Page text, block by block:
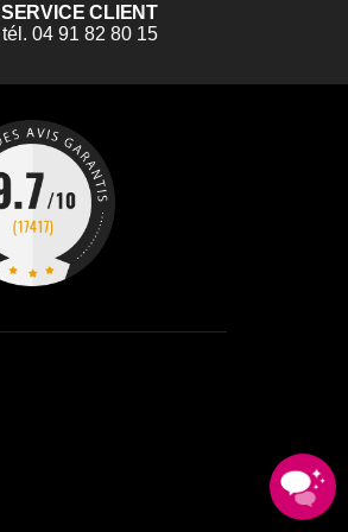
SERVICE CLIENT
tél. 04 91 82 80 15